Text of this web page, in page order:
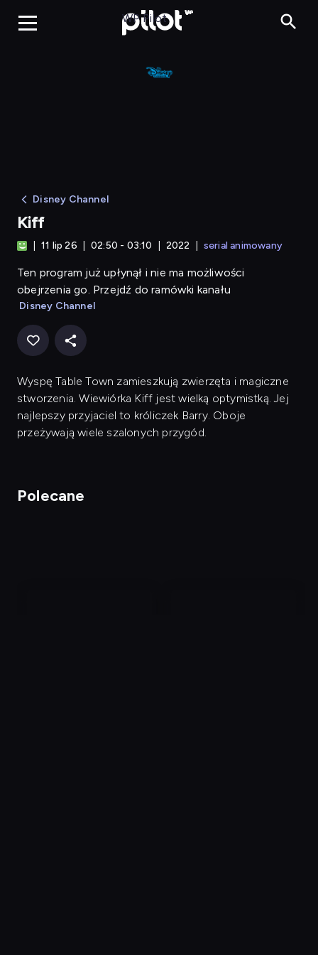
WP Pilot
Disney Channel
Kiff
11 lip 26 02:50 - 03:10 2022 serial animowany
Ten program już upłynął i nie ma możliwości
obejrzenia go. Przejdź do ramówki kanału
Disney Channel
Wyspę Table Town zamieszkują zwierzęta i magiczne
stworzenia. Wiewiórka Kiff jest wielką optymistką. Jej
najlepszy przyjaciel to króliczek Barry. Oboje
przeżywają wiele szalonych przygód.
Polecane